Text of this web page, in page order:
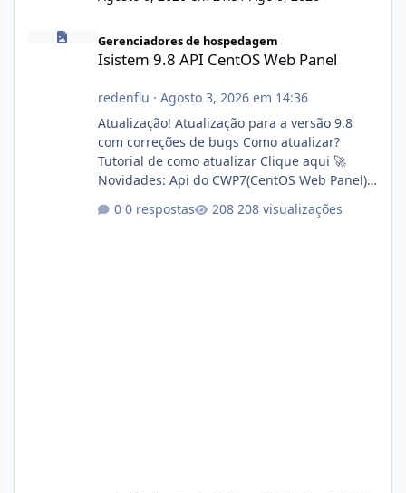
Isistem 9.8 API CentOS Web Panel
Gerenciadores de hospedagem
Isistem 9.8 API CentOS Web Panel
redenflu · Agosto 3, 2026 em 14:36
Atualização! Atualização para a versão 9.8
com correções de bugs Como atualizar?
Tutorial de como atualizar Clique aqui 🚀
Novidades: Api do CWP7(CentOS Web Panel)
autorizado a usasr o isistem:
0 respostas 208 visualizações